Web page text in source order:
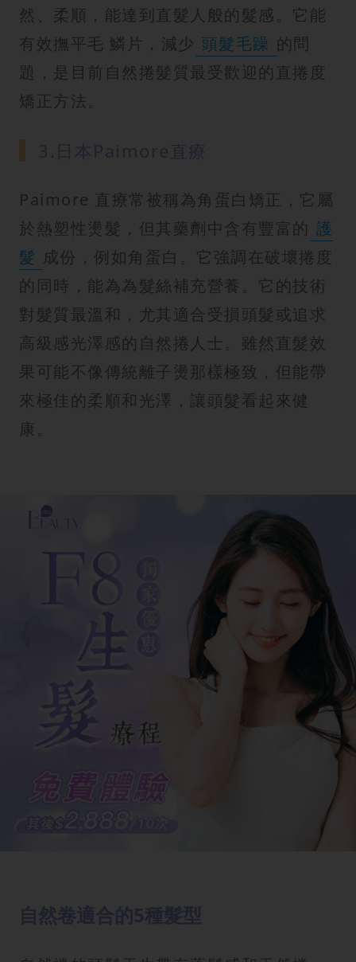
然、柔順，能達到直髮人般的髮感。它能
有效撫平毛 鱗片，減少 頭髮毛躁 的問
題，是目前自然捲髮質最受歡迎的直捲度
矯正方法。
Paimore 直療常被稱為角蛋白矯正，它屬
於熱塑性燙髮，但其藥劑中含有豐富的 護
髮 成份，例如角蛋白。它強調在破壞捲度
的同時，能為為髮絲補充營養。它的技術
對髮質最溫和，尤其適合受損頭髮或追求
高級感光澤感的自然捲人士。雖然直髮效
果可能不像傳統離子燙那樣極致，但能帶
來極佳的柔順和光澤，讓頭髮看起來健
康。